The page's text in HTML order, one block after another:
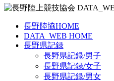
長野陸協HOME
DATA_WEB HOME
長野県記録
長野県記録/男子
長野県記録/女子
長野県記録/男女